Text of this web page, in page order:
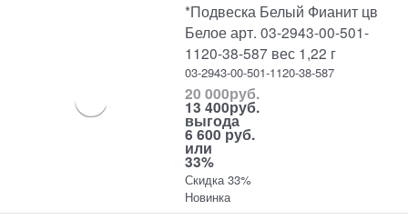
*Подвеска Белый Фианит цв
Белое арт. 03-2943-00-501-
1120-38-587 вес 1,22 г
03-2943-00-501-1120-38-587
20 000руб.
13 400руб.
выгода
6 600 руб.
или
33%
Скидка 33%
Новинка